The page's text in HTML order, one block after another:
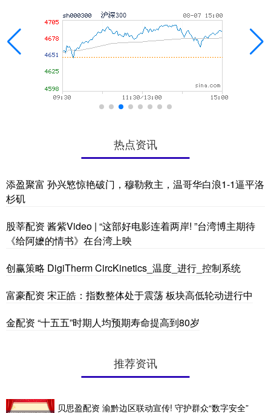
热点资讯
添盈聚富 孙兴慜惊艳破门，穆勒救主，温哥华白浪1-1逼平洛
杉矶
股莘配资 酱紫Video | “这部好电影连着两岸! ”台湾博主期待
《给阿嬷的情书》在台湾上映
创赢策略 DigiTherm CircKinetics_温度_进行_控制系统
富豪配资 宋正皓：指数整体处于震荡 板块高低轮动进行中
金配资 “十五五”时期人均预期寿命提高到80岁
推荐资讯
贝思盈配资 渝黔边区联动宣传! 守护群众“数字安全”